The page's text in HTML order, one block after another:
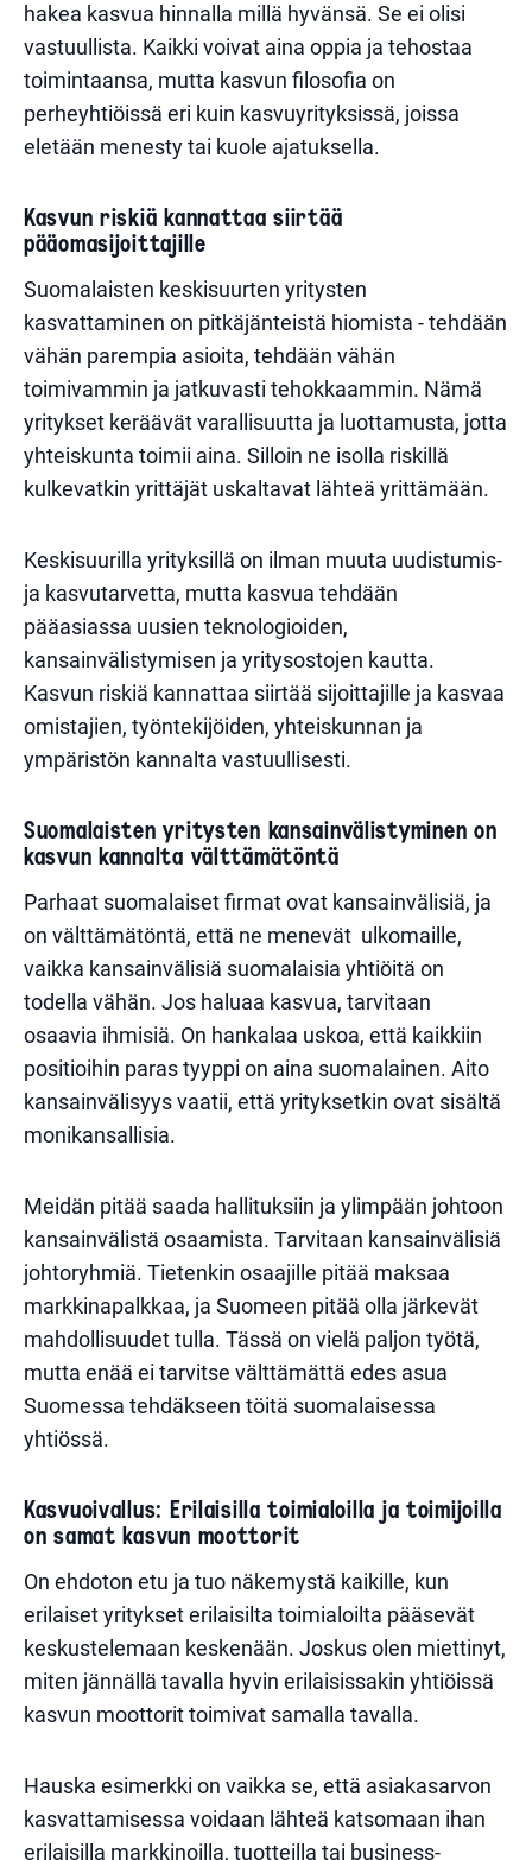
hakea kasvua hinnalla millä hyvänsä. Se ei olisi
vastuullista. Kaikki voivat aina oppia ja tehostaa
toimintaansa, mutta kasvun filosofia on
perheyhtiöissä eri kuin kasvuyrityksissä, joissa
eletään menesty tai kuole ajatuksella.
Kasvun riskiä kannattaa siirtää
pääomasijoittajille
Suomalaisten keskisuurten yritysten
kasvattaminen on pitkäjänteistä hiomista - tehdään
vähän parempia asioita, tehdään vähän
toimivammin ja jatkuvasti tehokkaammin. Nämä
yritykset keräävät varallisuutta ja luottamusta, jotta
yhteiskunta toimii aina. Silloin ne isolla riskillä
kulkevatkin yrittäjät uskaltavat lähteä yrittämään.
Keskisuurilla yrityksillä on ilman muuta uudistumis-
ja kasvutarvetta, mutta kasvua tehdään
pääasiassa uusien teknologioiden,
kansainvälistymisen ja yritysostojen kautta.
Kasvun riskiä kannattaa siirtää sijoittajille ja kasvaa
omistajien, työntekijöiden, yhteiskunnan ja
ympäristön kannalta vastuullisesti.
Suomalaisten yritysten kansainvälistyminen on
kasvun kannalta välttämätöntä
Parhaat suomalaiset firmat ovat kansainvälisiä, ja
on välttämätöntä, että ne menevät ulkomaille,
vaikka kansainvälisiä suomalaisia yhtiöitä on
todella vähän. Jos haluaa kasvua, tarvitaan
osaavia ihmisiä. On hankalaa uskoa, että kaikkiin
positioihin paras tyyppi on aina suomalainen. Aito
kansainvälisyys vaatii, että yrityksetkin ovat sisältä
monikansallisia.
Meidän pitää saada hallituksiin ja ylimpään johtoon
kansainvälistä osaamista. Tarvitaan kansainvälisiä
johtoryhmiä. Tietenkin osaajille pitää maksaa
markkinapalkkaa, ja Suomeen pitää olla järkevät
mahdollisuudet tulla. Tässä on vielä paljon työtä,
mutta enää ei tarvitse välttämättä edes asua
Suomessa tehdäkseen töitä suomalaisessa
yhtiössä.
Kasvuoivallus: Erilaisilla toimialoilla ja toimijoilla
on samat kasvun moottorit
On ehdoton etu ja tuo näkemystä kaikille, kun
erilaiset yritykset erilaisilta toimialoilta pääsevät
keskustelemaan keskenään. Joskus olen miettinyt,
miten jännällä tavalla hyvin erilaisissakin yhtiöissä
kasvun moottorit toimivat samalla tavalla.
Hauska esimerkki on vaikka se, että asiakasarvon
kasvattamisessa voidaan lähteä katsomaan ihan
erilaisilla markkinoilla, tuotteilla tai business-